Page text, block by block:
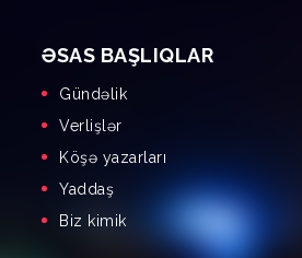
ƏSAS BAŞLIQLAR
Gündəlik
Verlişlər
Köşə yazarları
Yaddaş
Biz kimik